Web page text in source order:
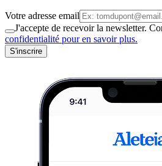
Votre adresse email
J'accepte de recevoir la newsletter.
confidentialité pour en savoir plus.
S'inscrire